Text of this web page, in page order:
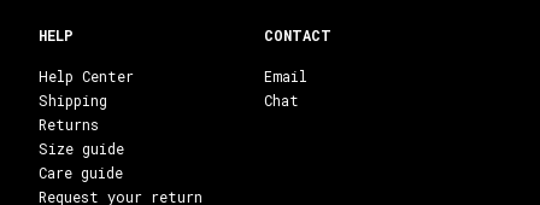
CONTACT
Email
Chat
HELP
Help Center
Shipping
Returns
Size guide
Care guide
Request your return